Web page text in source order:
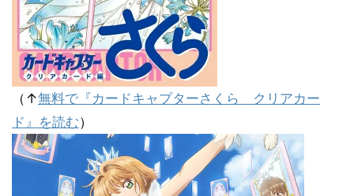
（↑無料で『カードキャプターさくら クリアカー
ド』を読む）